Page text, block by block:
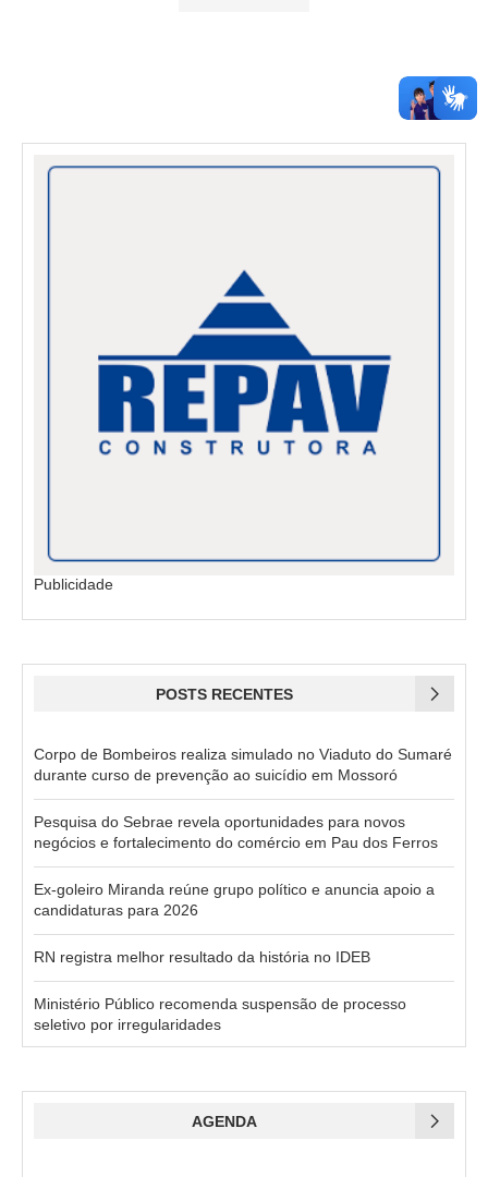
Publicidade
POSTS RECENTES
Corpo de Bombeiros realiza simulado no Viaduto do Sumaré
durante curso de prevenção ao suicídio em Mossoró
Pesquisa do Sebrae revela oportunidades para novos
negócios e fortalecimento do comércio em Pau dos Ferros
Ex-goleiro Miranda reúne grupo político e anuncia apoio a
candidaturas para 2026
RN registra melhor resultado da história no IDEB
Ministério Público recomenda suspensão de processo
seletivo por irregularidades
AGENDA